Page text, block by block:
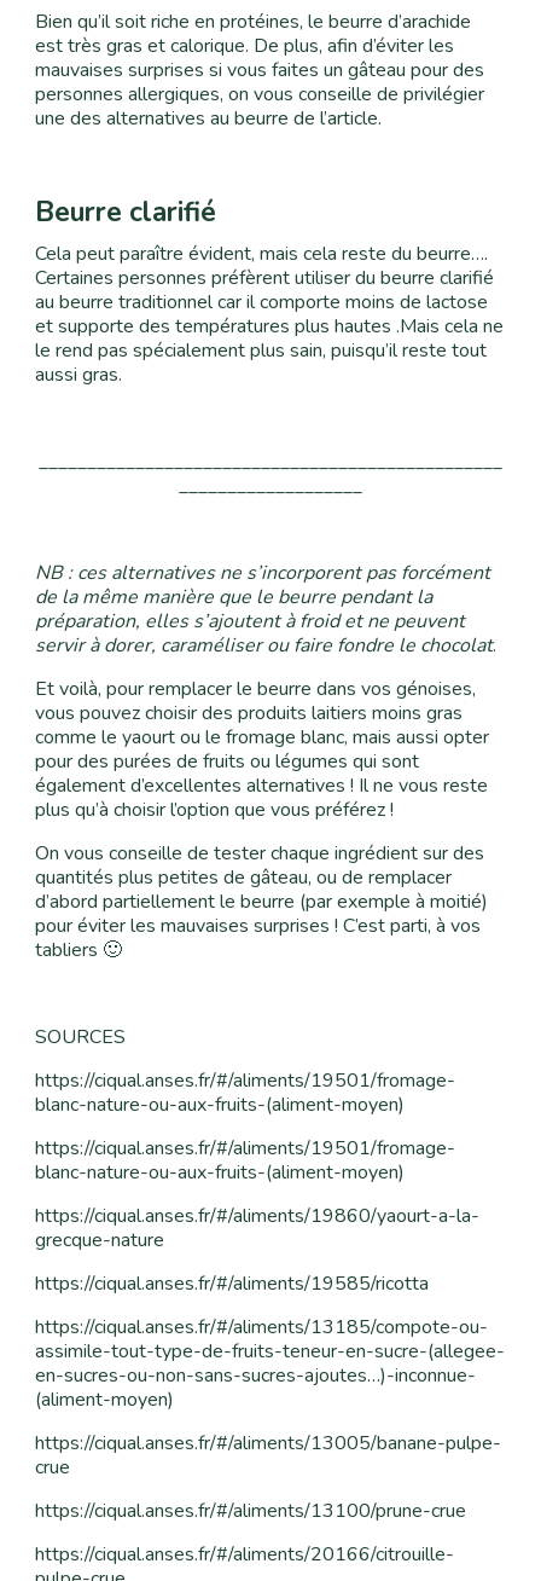
Bien qu’il soit riche en protéines, le beurre d’arachide
est très gras et calorique. De plus, afin d’éviter les
mauvaises surprises si vous faites un gâteau pour des
personnes allergiques, on vous conseille de privilégier
une des alternatives au beurre de l’article.
Beurre clarifié
Cela peut paraître évident, mais cela reste du beurre….
Certaines personnes préfèrent utiliser du beurre clarifié
au beurre traditionnel car il comporte moins de lactose
et supporte des températures plus hautes .Mais cela ne
le rend pas spécialement plus sain, puisqu’il reste tout
aussi gras.
________________________________________________
___________________
NB : ces alternatives ne s’incorporent pas forcément
de la même manière que le beurre pendant la
préparation, elles s’ajoutent à froid et ne peuvent
servir à dorer, caraméliser ou faire fondre le chocolat.
Et voilà, pour remplacer le beurre dans vos génoises,
vous pouvez choisir des produits laitiers moins gras
comme le yaourt ou le fromage blanc, mais aussi opter
pour des purées de fruits ou légumes qui sont
également d’excellentes alternatives ! Il ne vous reste
plus qu’à choisir l’option que vous préférez !
On vous conseille de tester chaque ingrédient sur des
quantités plus petites de gâteau, ou de remplacer
d’abord partiellement le beurre (par exemple à moitié)
pour éviter les mauvaises surprises ! C’est parti, à vos
tabliers 🙂
SOURCES
https://ciqual.anses.fr/#/aliments/19501/fromage-
blanc-nature-ou-aux-fruits-(aliment-moyen)
https://ciqual.anses.fr/#/aliments/19501/fromage-
blanc-nature-ou-aux-fruits-(aliment-moyen)
https://ciqual.anses.fr/#/aliments/19860/yaourt-a-la-
grecque-nature
https://ciqual.anses.fr/#/aliments/19585/ricotta
https://ciqual.anses.fr/#/aliments/13185/compote-ou-
assimile-tout-type-de-fruits-teneur-en-sucre-(allegee-
en-sucres-ou-non-sans-sucres-ajoutes…)-inconnue-
(aliment-moyen)
https://ciqual.anses.fr/#/aliments/13005/banane-pulpe-
crue
https://ciqual.anses.fr/#/aliments/13100/prune-crue
https://ciqual.anses.fr/#/aliments/20166/citrouille-